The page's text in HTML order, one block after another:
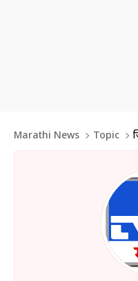
Marathi News Topic